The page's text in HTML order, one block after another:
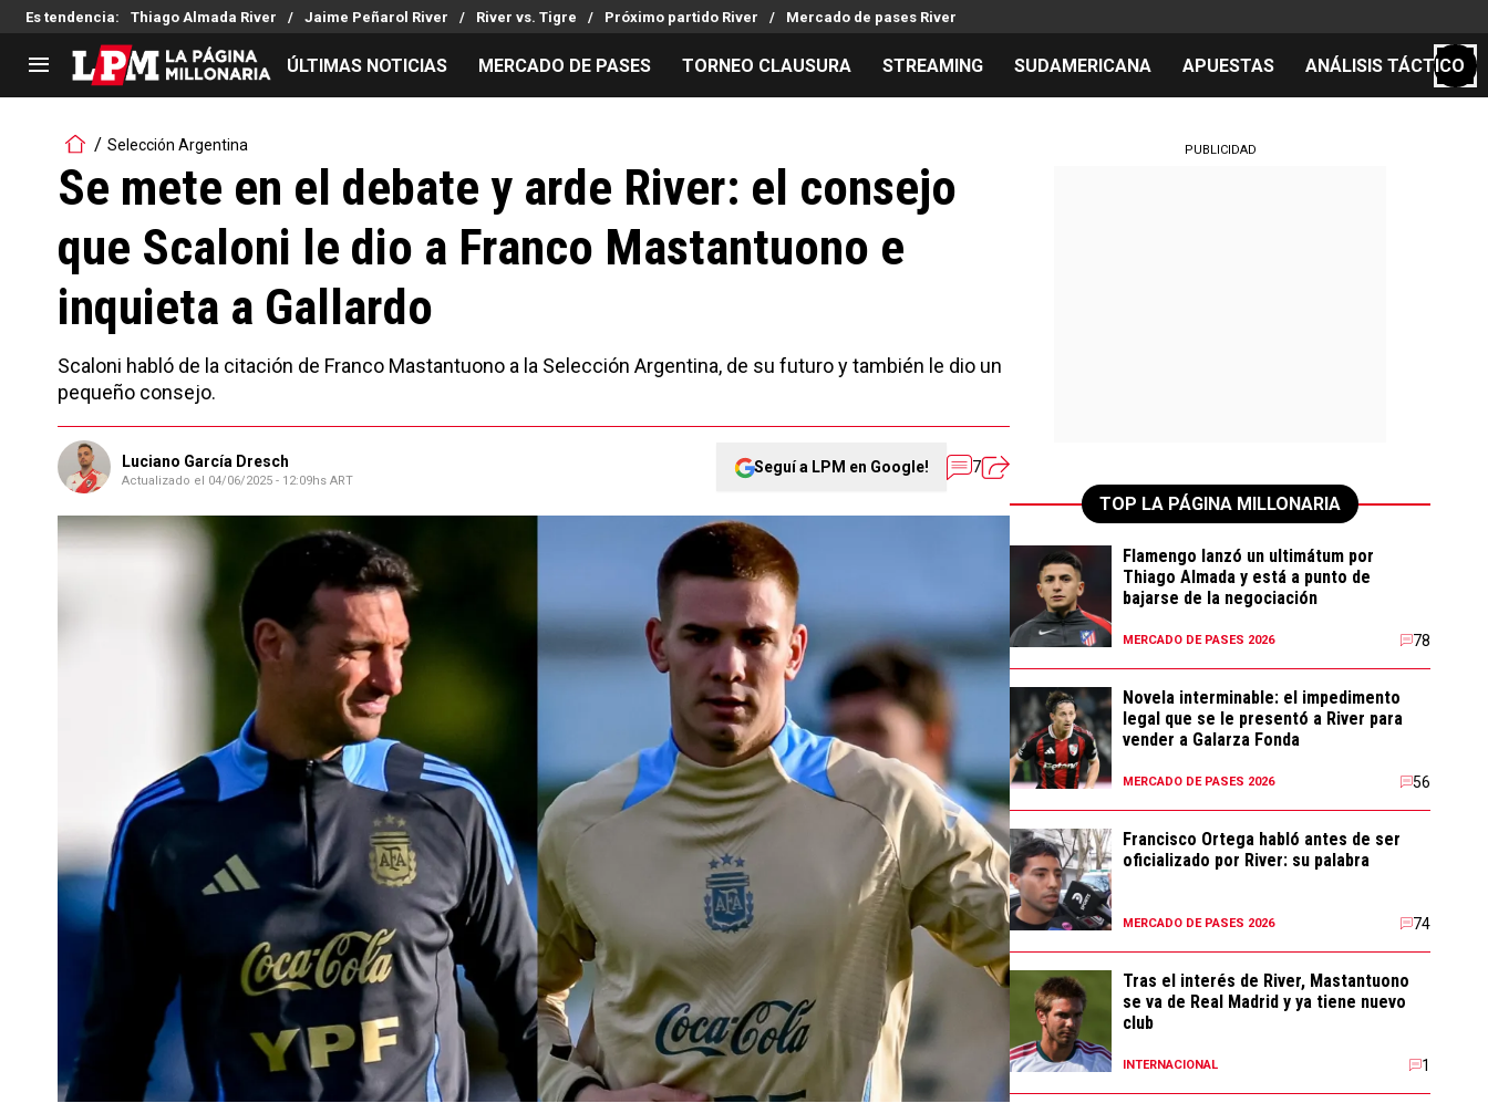
Es tendencia: Thiago Almada River Jaime Peñarol River River vs. Tigre Próximo partido River Mercado de pases River
LIGA PROFESIONAL
Noticias
Tabla de posiciones
Reserva
Copa Sudamericana
Copa Argentina
Selección Argentina
Mercado de Pases
Análisis tácticos
Juanfer Quintero
Chacho Coudet
Streaming
Entradas
Hinchas
Los goles de River
Noticias
Guías
ÚLTIMAS NOTICIAS MERCADO DE PASES TORNEO CLAUSURA STREAMING SUDAMERICANA APUESTAS ANÁLISIS TÁCTICO
Selección Argentina
Se mete en el debate y arde River: el consejo
que Scaloni le dio a Franco Mastantuono e
inquieta a Gallardo
Scaloni habló de la citación de Franco Mastantuono a la Selección Argentina, de su futuro y también le dio un
pequeño consejo.
Luciano García Dresch
Actualizado el 04/06/2025 - 12:09hs ART
Seguí a LPM en Google! 7
PUBLICIDAD
TOP LA PÁGINA MILLONARIA
Flamengo lanzó un ultimátum por
Thiago Almada y está a punto de
bajarse de la negociación
MERCADO DE PASES 2026 78
Novela interminable: el impedimento
legal que se le presentó a River para
vender a Galarza Fonda
MERCADO DE PASES 2026 56
Francisco Ortega habló antes de ser
oficializado por River: su palabra
MERCADO DE PASES 2026 74
Tras el interés de River, Mastantuono
se va de Real Madrid y ya tiene nuevo
club
INTERNACIONAL 1